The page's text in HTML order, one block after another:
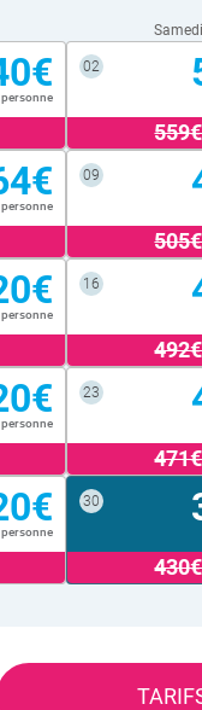
Samedi
02
559€
09
505€
16
492€
23
471€
30
430€